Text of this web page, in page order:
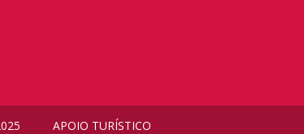
APOIO TURÍSTICO